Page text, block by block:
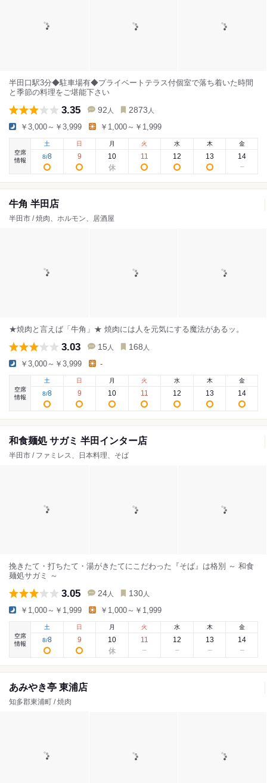
半田口駅3分◆駐車場有◆プライベートテラス付個室で落ち着いた時間
と季節の料理をご堪能下さい
3.35 92 人 2873 人
￥3,000～￥3,999 ￥1,000～￥1,999
空席
情報
土
8/8
日
9
月
10
火
11
水
12
木
13
金
14
牛角 半田店
半田市 / 焼肉、ホルモン、居酒屋
★焼肉と言えば「牛角」★ 焼肉には人を元気にする魔法があるッ。
3.03 15 人 168 人
￥3,000～￥3,999 -
空席
情報
土
8/8
日
9
月
10
火
11
水
12
木
13
金
14
和食麺処 サガミ 半田インター店
半田市 / ファミレス、日本料理、そば
挽きたて・打ちたて・湯がきたてにこだわった『そば』は格別 ～ 和食
麺処サガミ ～
3.05 24 人 130 人
￥1,000～￥1,999 ￥1,000～￥1,999
空席
情報
土
8/8
日
9
月
10
火
11
水
12
木
13
金
14
あみやき亭 東浦店
知多郡東浦町 / 焼肉